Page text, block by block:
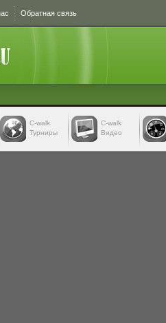
Обратная связь
С-walk
Турниры
С-walk
Видео